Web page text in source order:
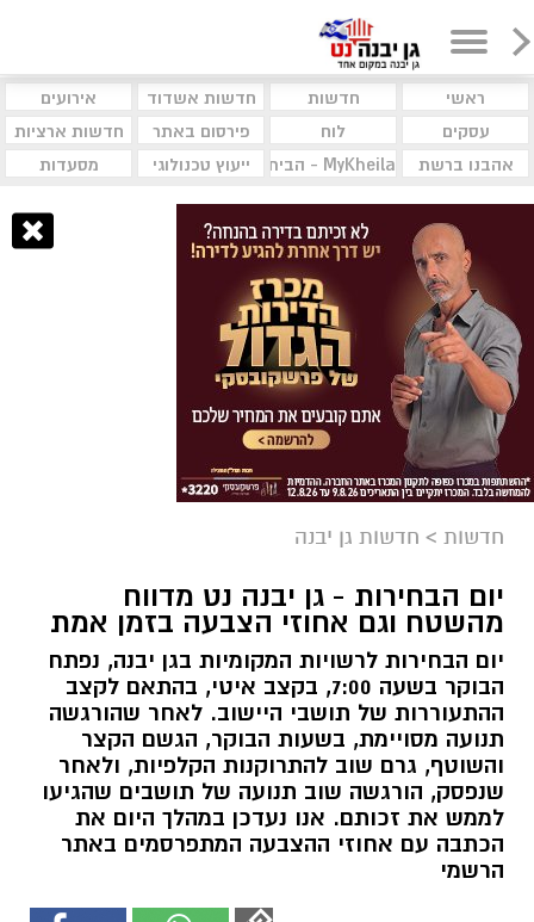
ראשי חדשות חדשות אשדוד
אירועים
עסקים
לוח פירסום באתר
חדשות ארציות
אהבנו ברשת
MyKheila - הבית לעסקים וקהילות ייעוץ טכנולוגי מסעדות
חדשות > חדשות גן יבנה
יום הבחירות - גן יבנה נט מדווח
מהשטח וגם אחוזי הצבעה בזמן אמת
יום הבחירות לרשויות המקומיות בגן יבנה, נפתח
הבוקר בשעה 7:00, בקצב איטי, בהתאם לקצב
ההתעוררות של תושבי היישוב. לאחר שהורגשה
תנועה מסויימת, בשעות הבוקר, הגשם הקצר
והשוטף, גרם שוב להתרוקנות הקלפיות, ולאחר
שנפסק, הורגשה שוב תנועה של תושבים שהגיעו
לממש את זכותם. אנו נעדכן במהלך היום את
הכתבה עם אחוזי ההצבעה המתפרסמים באתר
הרשמי